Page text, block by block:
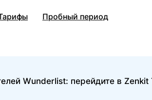
Пробный период
Wunderlist: перейдите в